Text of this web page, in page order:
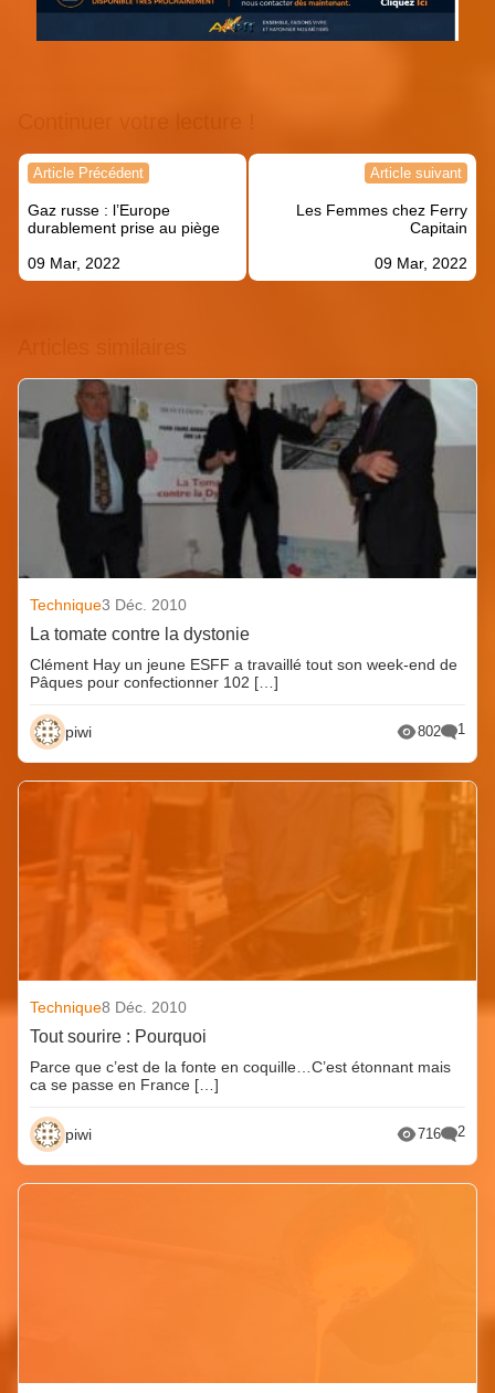
Navigation
l’article
Article Précédent
Gaz russe : l’Europe
durablement prise au piège
09 Mar, 2022
Article suivant
Les Femmes chez Ferry
Capitain
09 Mar, 2022
Technique3 Déc. 2010
La tomate contre la dystonie
Clément Hay un jeune ESFF a travaillé tout son week-end de
Pâques pour confectionner 102 […]
piwi 802 1
Technique8 Déc. 2010
Tout sourire : Pourquoi
Parce que c’est de la fonte en coquille…C’est étonnant mais
ca se passe en France […]
piwi 716 2